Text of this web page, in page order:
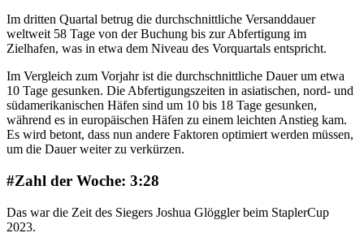
Im dritten Quartal betrug die durchschnittliche Versanddauer
weltweit 58 Tage von der Buchung bis zur Abfertigung im
Zielhafen, was in etwa dem Niveau des Vorquartals entspricht.
Im Vergleich zum Vorjahr ist die durchschnittliche Dauer um etwa
10 Tage gesunken. Die Abfertigungszeiten in asiatischen, nord- und
südamerikanischen Häfen sind um 10 bis 18 Tage gesunken,
während es in europäischen Häfen zu einem leichten Anstieg kam.
Es wird betont, dass nun andere Faktoren optimiert werden müssen,
um die Dauer weiter zu verkürzen.
#Zahl der Woche: 3:28
Das war die Zeit des Siegers Joshua Glöggler beim StaplerCup
2023.